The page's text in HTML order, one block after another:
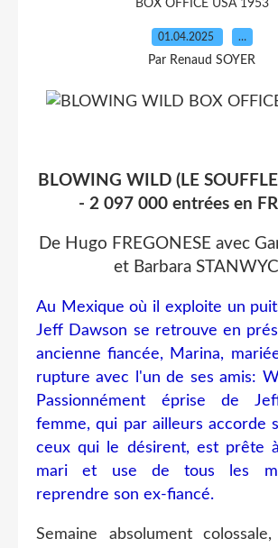
BOX OFFICE USA 1953
01.04.2025 …
Par Renaud SOYER
BLOWING WILD (LE
- 2 097 000 entrées en
De Hugo FREGONESE avec
et Barbara
Au Mexique où il exploite un
Jeff Dawson se retrouve en
ancienne fiancée, Marina,
rupture avec l'un de ses amis:
Passionnément éprise de
femme, qui par ailleurs accorde
ceux qui le désirent, est prête
mari et use de tous les
reprendre son ex-fiancé.
Semaine absolument